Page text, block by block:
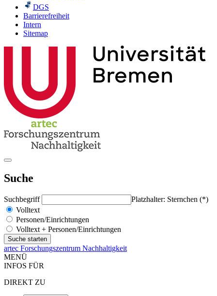
DGS
Barrierefreiheit
Intern
Sitemap
Suche
Suchbegriff
Platzhalter: Sternchen (*)
Volltext
Personen/Einrichtungen
Volltext + Personen/Einrichtungen
artec Forschungszentrum Nachhaltigkeit
MENÜ
INFOS FÜR
DIREKT ZU